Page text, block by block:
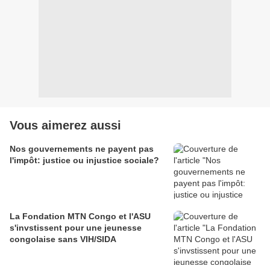
Vous aimerez aussi
Nos gouvernements ne payent pas
l'impôt: justice ou injustice sociale?
La Fondation MTN Congo et l'ASU
s'invstissent pour une jeunesse
congolaise sans VIH/SIDA